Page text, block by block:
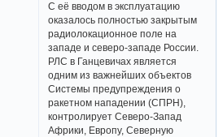
С её вводом в эксплуатацию
оказалось полностью закрытым
радиолокационное поле на
западе и северо-западе России.
РЛС в Ганцевичах является
одним из важнейших объектов
Системы предупреждения о
ракетном нападении (СПРН),
контролирует Северо-Запад
Африки, Европу, Северную